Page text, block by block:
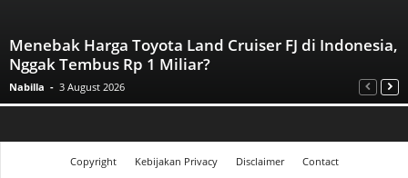
Menebak Harga Toyota Land Cruiser FJ di Indonesia,
Nggak Tembus Rp 1 Miliar?
Nabilla - 3 August 2026
Copyright Kebijakan Privacy Disclaimer Contact